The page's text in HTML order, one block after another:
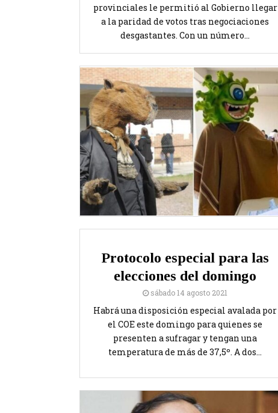
provinciales le permitió al Gobierno llegar
a la paridad de votos tras negociaciones
desgastantes. Con un número...
Protocolo especial para las
elecciones del domingo
sábado 14 agosto 2021
Habrá una disposición especial avalada por
el COE este domingo para quienes se
presenten a sufragar y tengan una
temperatura de más de 37,5º. A dos...